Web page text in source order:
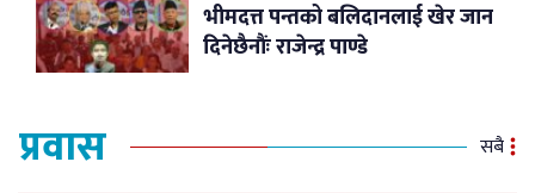
भीमदत्त पन्तको बलिदानलाई खेर जान
दिनेछैनौंः राजेन्द्र पाण्डे
प्रवास सबै